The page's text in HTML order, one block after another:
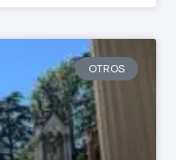
OTROS